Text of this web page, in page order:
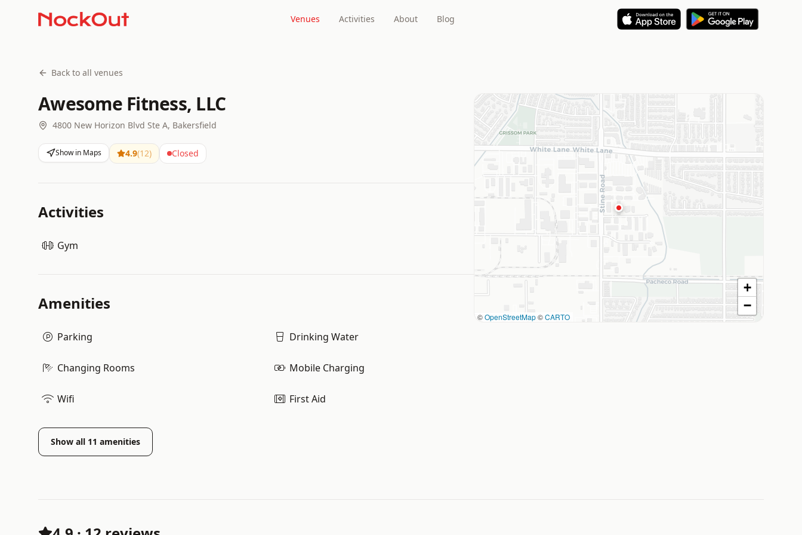
Venues Activities About Blog
Back to all venues
Awesome Fitness, LLC
4800 New Horizon Blvd Ste A, Bakersfield
Show in Maps 4.9(12) Closed
Activities
Gym
Amenities
Parking Drinking Water
Changing Rooms Mobile Charging
Wifi First Aid
Show all 11 amenities
©OpenStreetMap©CARTO
+
−